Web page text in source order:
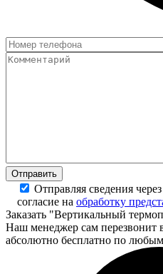
Отправляя сведения
согласие на обработку
Заказать "Вертикальный
Наш менеджер сам перезвонит
абсолютно бесплатно по